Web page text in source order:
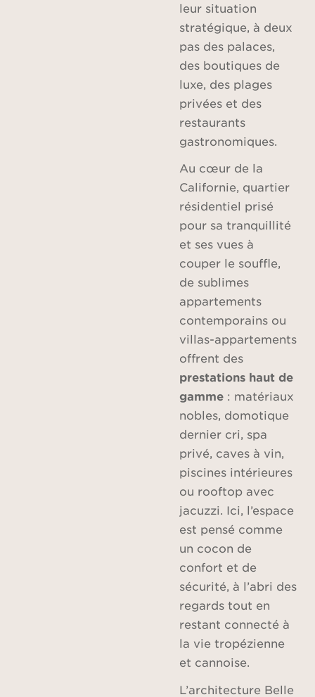
leur situation
stratégique, à deux
pas des palaces,
des boutiques de
luxe, des plages
privées et des
restaurants
gastronomiques.
Au cœur de la
Californie, quartier
résidentiel prisé
pour sa tranquillité
et ses vues à
couper le souffle,
de sublimes
appartements
contemporains ou
villas-appartements
offrent des
prestations haut de
gamme : matériaux
nobles, domotique
dernier cri, spa
privé, caves à vin,
piscines intérieures
ou rooftop avec
jacuzzi. Ici, l’espace
est pensé comme
un cocon de
confort et de
sécurité, à l’abri des
regards tout en
restant connecté à
la vie tropézienne
et cannoise.
L’architecture Belle